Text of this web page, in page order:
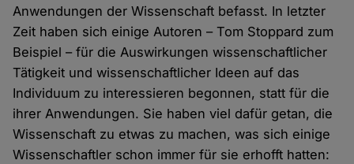
Anwendungen der Wissenschaft befasst. In letzter
Zeit haben sich einige Autoren – Tom Stoppard zum
Beispiel – für die Auswirkungen wissenschaftlicher
Tätigkeit und wissenschaftlicher Ideen auf das
Individuum zu interessieren begonnen, statt für die
ihrer Anwendungen. Sie haben viel dafür getan, die
Wissenschaft zu etwas zu machen, was sich einige
Wissenschaftler schon immer für sie erhofft hatten: